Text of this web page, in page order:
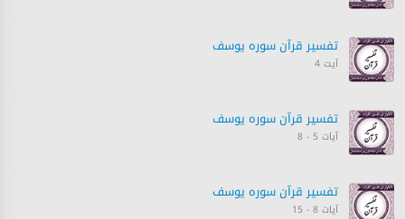
تفسیر قرآن سورہ ‎يوسف
آیت 4
تفسیر قرآن سورہ ‎يوسف
آیات 5 - 8
تفسیر قرآن سورہ ‎يوسف
آیات 8 - 15